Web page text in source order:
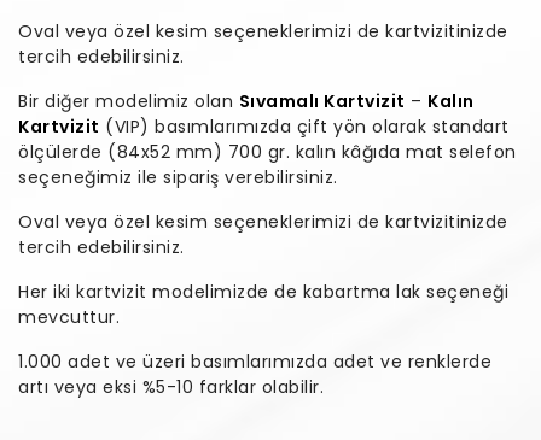
Oval veya özel kesim seçeneklerimizi de kartvizitinizde
tercih edebilirsiniz.
Bir diğer modelimiz olan Sıvamalı Kartvizit – Kalın
Kartvizit (VIP) basımlarımızda çift yön olarak standart
ölçülerde (84x52 mm) 700 gr. kalın kâğıda mat selefon
seçeneğimiz ile sipariş verebilirsiniz.
Oval veya özel kesim seçeneklerimizi de kartvizitinizde
tercih edebilirsiniz.
Her iki kartvizit modelimizde de kabartma lak seçeneği
mevcuttur.
1.000 adet ve üzeri basımlarımızda adet ve renklerde
artı veya eksi %5-10 farklar olabilir.